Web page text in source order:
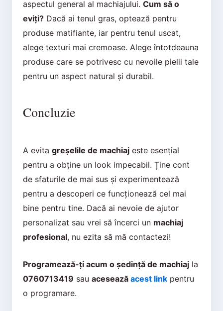
aspectul general al machiajului. Cum să o
eviți?Dacă ai tenul gras, optează pentru
produse matifiante, iar pentru tenul uscat,
alege texturi mai cremoase. Alege întotdeauna
produse care se potrivesc cu nevoile pielii tale
pentru un aspect natural și durabil.
Concluzie
A evita greșelile de machiajeste esențial
pentru a obține un look impecabil. Ține cont
de sfaturile de mai sus și experimentează
pentru a descoperi ce funcționează cel mai
bine pentru tine. Dacă ai nevoie de ajutor
personalizat sau vrei să încerci un machiaj
profesional, nu ezita să mă contactezi!
Programează-ți acum o ședință de machiajla
0760713419 sau acesează acest linkpentru
o programare.